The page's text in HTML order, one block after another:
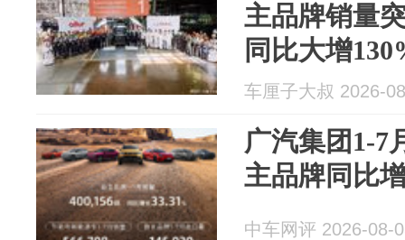
主品牌销量
同比大增
车厘子大叔 2026-
广汽集团1-7
主品牌同比
中车网评 2026-08-